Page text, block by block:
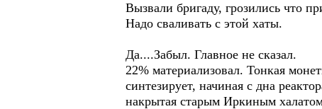
Вызвали бригаду, грозились что
Надо сваливать с этой хаты.
Да....Забыл. Главное не сказал.
22% материализовал. Тонкая
синтезирует, начиная с дна
накрытая старым Иркиным